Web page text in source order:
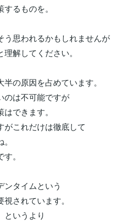
るものを。
う思われるかもしれませんが
解してください。
の原因を占めています。
のは不可能ですが
できます。
がこれだけは徹底して
。
ンタイムという
されています。
というより